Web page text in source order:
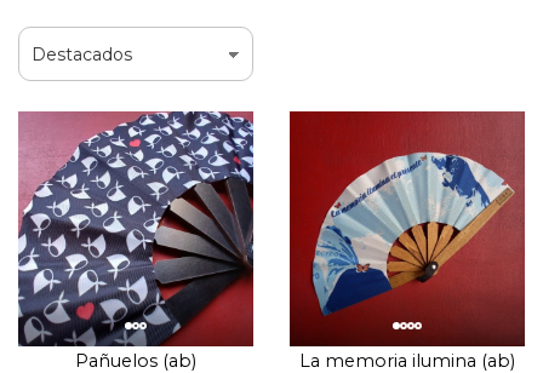
Pañuelos (ab)
La memoria ilumina (ab)